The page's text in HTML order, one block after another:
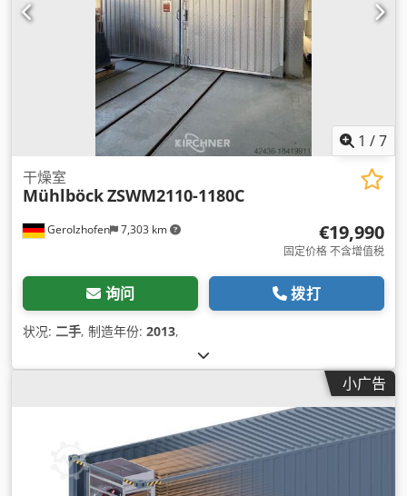
1 /7
Gerolzhofen 7,303 km
干燥室
MühlböckZSWM2110-1180C
€19,990
固定价格 不含增值税
询问 拨打
状况: 二手, 制造年份: 2013,
小广告